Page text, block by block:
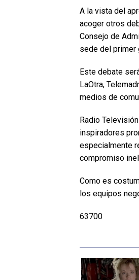
A la vista del
acoger otros
Consejo de
sede del primer
Este debate
LaOtra,
medios de
Radio
inspiradores
especialmente
compromiso
Como es
los equipos
63700